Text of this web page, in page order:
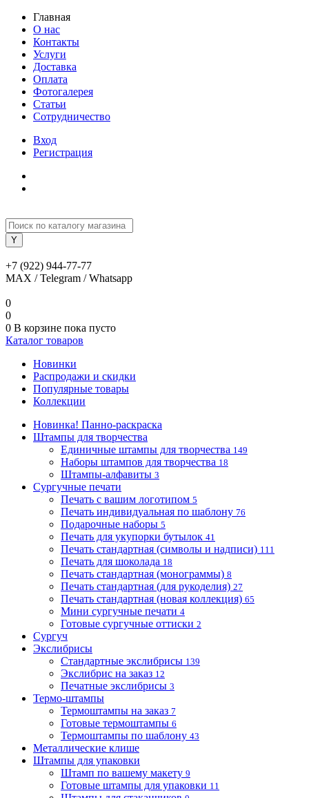
Главная
О нас
Контакты
Услуги
Доставка
Оплата
Фотогалерея
Статьи
Сотрудничество
Вход
Регистрация
+7 (922) 944-77-77
MAX / Telegram / Whatsapp
0
0
0 В корзине пока пусто
Каталог товаров
Новинки
Распродажи и скидки
Популярные товары
Коллекции
Новинка! Панно-раскраска
Штампы для творчества
Единичные штампы для творчества 149
Наборы штампов для творчества 18
Штампы-алфавиты 3
Сургучные печати
Печать с вашим логотипом 5
Печать индивидуальная по шаблону 76
Подарочные наборы 5
Печать для укупорки бутылок 41
Печать стандартная (символы и надписи) 111
Печать для шоколада 18
Печать стандартная (монограммы) 8
Печать стандартная (для рукоделия) 27
Печать стандартная (новая коллекция) 65
Мини сургучные печати 4
Готовые сургучные оттиски 2
Сургуч
Экслибрисы
Стандартные экслибрисы 139
Экслибрис на заказ 12
Печатные экслибрисы 3
Термо-штампы
Термоштампы на заказ 7
Готовые термоштампы 6
Термоштампы по шаблону 43
Металлические клише
Штампы для упаковки
Штамп по вашему макету 9
Готовые штампы для упаковки 11